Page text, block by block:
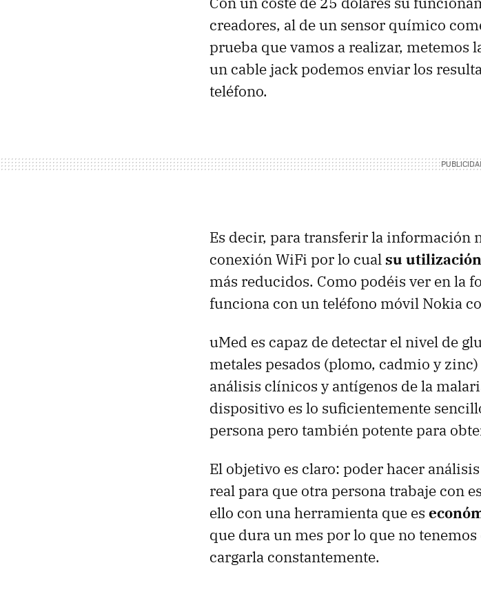
creadores, al de un sensor químico
prueba que vamos a realizar, metemos
un cable jack podemos enviar los
teléfono.
Es decir, para transferir la información
conexión WiFi por lo cualsu
más reducidos. Como podéis ver en la
funciona con un teléfono móvil Nokia
uMed es capaz de detectar el nivel de
metales pesados (plomo, cadmio y
análisis clínicos y antígenos de la
dispositivo es lo suficientemente
persona pero también potente para
El objetivo es claro: poder hacer
real para que otra persona trabaje con
ello con una herramienta que es
que dura un mes por lo que no
cargarla constantemente.